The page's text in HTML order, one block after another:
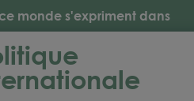
monde s'expriment dans